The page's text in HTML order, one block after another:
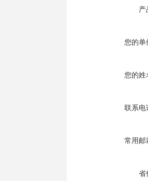
产
您的单
您的姓
联系电
常用邮
省